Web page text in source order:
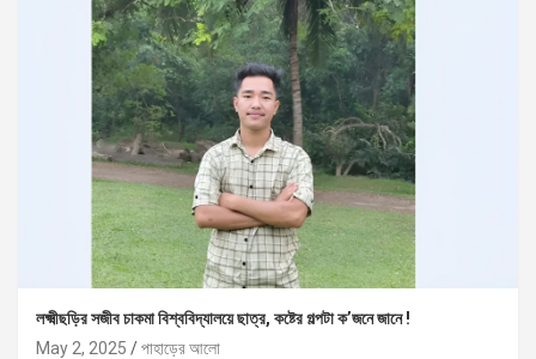
লক্ষ্মীছড়ির সজীব চাকমা বিশ্ববিদ্যালয়ে ছাত্র, কষ্টের গল্পটা ক’জনে জানে !
May 2, 2025
পাহাড়ের আলো